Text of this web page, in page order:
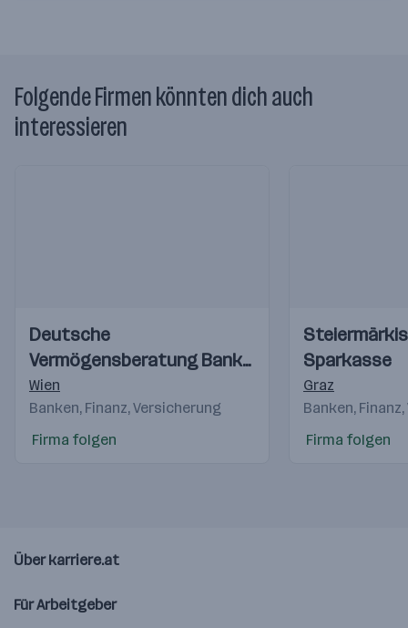
Folgende Firmen könnten dich auch
interessieren
Videos
Einblicke
Einblicke
Deutsche
Vermögensberatung Bank
AG
Wien
Banken, Finanz, Versicherung
Firma folgen
Videos
Einblicke
Einblicke
Sparkasse
Graz
Banken,
Firma folgen
Über karriere.at
Für Arbeitgeber